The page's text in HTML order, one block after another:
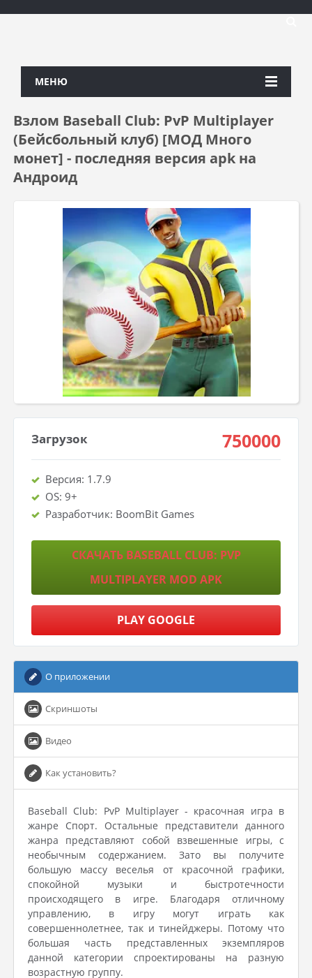
МЕНЮ
Взлом Baseball Club: PvP Multiplayer
(Бейсбольный клуб) [МОД Много
монет] - последняя версия apk на
Андроид
Загрузок 750000
Версия: 1.7.9
OS: 9+
Разработчик: BoomBit Games
СКАЧАТЬ BASEBALL CLUB: PVP
MULTIPLAYER MOD APK
PLAY GOOGLE
О приложении
Скриншоты
Видео
Как установить?
Baseball Club: PvP Multiplayer - красочная игра в
жанре Спорт. Остальные представители данного
жанра представляют собой взвешенные игры, с
необычным содержанием. Зато вы получите
большую массу веселья от красочной графики,
спокойной музыки и быстротечности
происходящего в игре. Благодаря отличному
управлению, в игру могут играть как
совершеннолетнее, так и тинейджеры. Потому что
большая часть представленных экземпляров
данной категории спроектированы на разную
возрастную группу.